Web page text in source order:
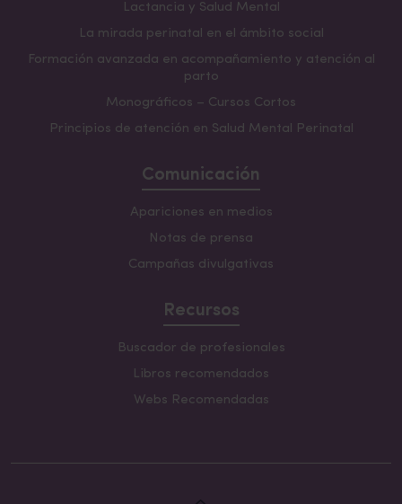
Lactancia y Salud Mental
La mirada perinatal en el ámbito social
Formación avanzada en acompañamiento y atención al
parto
Monográficos – Cursos Cortos
Principios de atención en Salud Mental Perinatal
Comunicación
Apariciones en medios
Notas de prensa
Campañas divulgativas
Recursos
Buscador de profesionales
Libros recomendados
Webs Recomendadas